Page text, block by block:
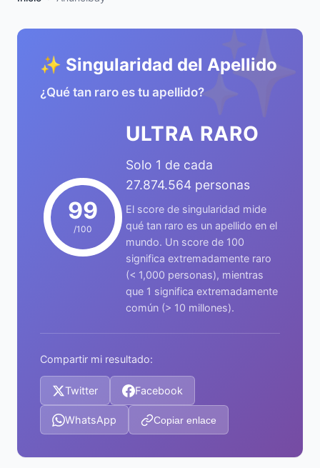
✨
✨ Singularidad del Apellido
¿Qué tan raro es tu apellido?
99
/100
ULTRA RARO
Solo 1 de cada
27.874.564 personas
El score de singularidad mide
qué tan raro es un apellido en el
mundo. Un score de 100
significa extremadamente raro
(< 1,000 personas), mientras
que 1 significa extremadamente
común (> 10 millones).
Compartir mi resultado:
Twitter Facebook
WhatsApp Copiar enlace